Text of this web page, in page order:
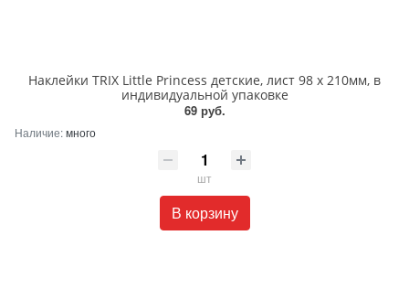
Наклейки TRIX Little Princess детские, лист 98 х 210мм, в
индивидуальной упаковке
69 руб.
Наличие:много
шт
В корзину